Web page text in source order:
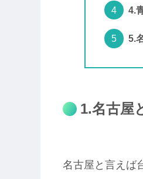
4.
5.
1.名古屋
名古屋と言えば